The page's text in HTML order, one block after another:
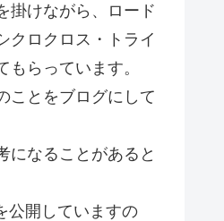
掛けながら、ロード
クロクロス・トライ
もらっています。
ことをブログにして
になることがあると
公開していますの